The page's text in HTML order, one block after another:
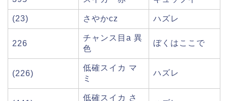
(23) さやかcz ハズレ
226
チャンス目a 異
色
ぼくはここで
(226)
低確スイカ マ
ミ
ハズレ
低確スイカ さ